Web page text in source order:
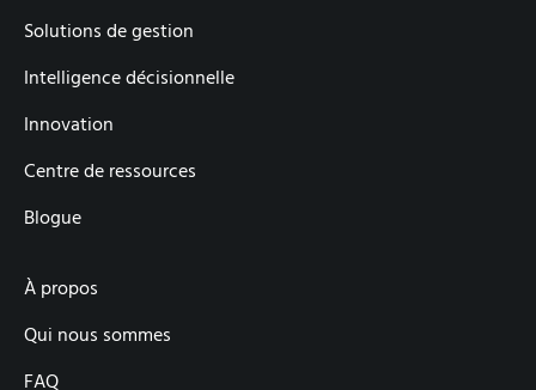
Solutions de gestion
Intelligence décisionnelle
Innovation
Centre de ressources
Blogue
À propos
Qui nous sommes
FAQ